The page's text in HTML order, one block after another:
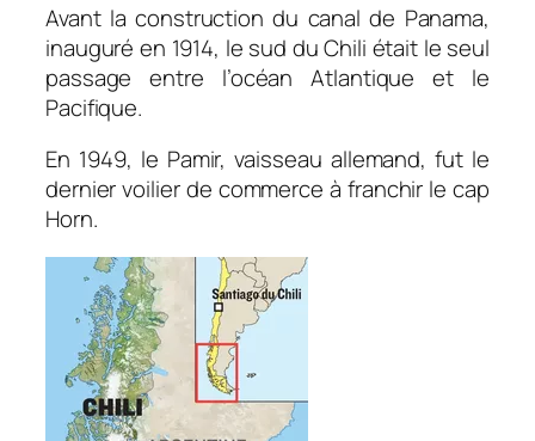
Avant la construction du canal de Panama,
inauguré en 1914, le sud du Chili était le seul
passage entre l’océan Atlantique et le
Pacifique.
En 1949, le Pamir, vaisseau allemand, fut le
dernier voilier de commerce à franchir le cap
Horn.